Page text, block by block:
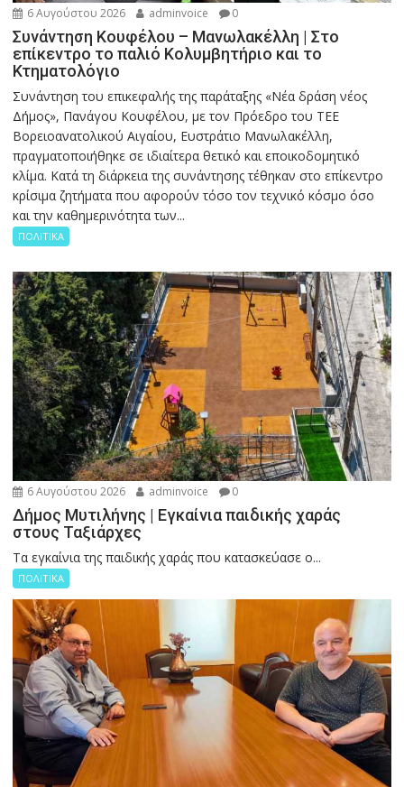
6 Αυγούστου 2026 adminvoice 0
Συνάντηση Κουφέλου – Μανωλακέλλη | Στο
επίκεντρο το παλιό Κολυμβητήριο και το
Κτηματολόγιο
Συνάντηση του επικεφαλής της παράταξης «Νέα δράση νέος
Δήμος», Πανάγου Κουφέλου, με τον Πρόεδρο του ΤΕΕ
Βορειοανατολικού Αιγαίου, Ευστράτιο Μανωλακέλλη,
πραγματοποιήθηκε σε ιδιαίτερα θετικό και εποικοδομητικό
κλίμα. Κατά τη διάρκεια της συνάντησης τέθηκαν στο επίκεντρο
κρίσιμα ζητήματα που αφορούν τόσο τον τεχνικό κόσμο όσο
και την καθημερινότητα των...
ΠΟΛΙΤΙΚΑ
6 Αυγούστου 2026 adminvoice 0
Δήμος Μυτιλήνης | Εγκαίνια παιδικής χαράς
στους Ταξιάρχες
Tα εγκαίνια της παιδικής χαράς που κατασκεύασε ο...
ΠΟΛΙΤΙΚΑ